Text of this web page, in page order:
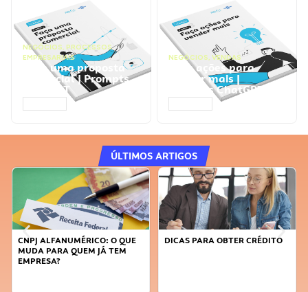
NEGÓCIOS, PROCESSOS
EMPRESARIAIS
Faça uma proposta
comercial | Prompts
ChatGPT
NEGÓCIOS, VENDAS
Faça ações para
vender mais |
Prompts ChatGPT
ÚLTIMOS ARTIGOS
O QUE
QUEM JÁ TEM
DICAS PARA OBTER CRÉDITO
FAÇA A